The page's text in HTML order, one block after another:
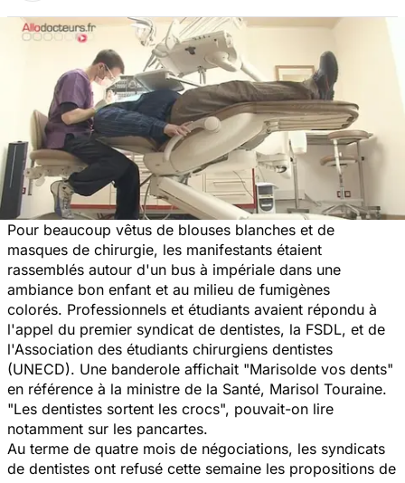
Pour beaucoup vêtus de blouses blanches et de
masques de chirurgie, les manifestants étaient
rassemblés autour d'un bus à impériale dans une
ambiance bon enfant et au milieu de fumigènes
colorés. Professionnels et étudiants avaient répondu à
l'appel du premier syndicat de dentistes, la FSDL, et de
l'Association des étudiants chirurgiens dentistes
(UNECD). Une banderole affichait "Marisolde vos dents"
en référence à la ministre de la Santé, Marisol Touraine.
"Les dentistes sortent les crocs", pouvait-on lire
notamment sur les pancartes.
Au terme de quatre mois de négociations, les syndicats
de dentistes ont refusé cette semaine les propositions de